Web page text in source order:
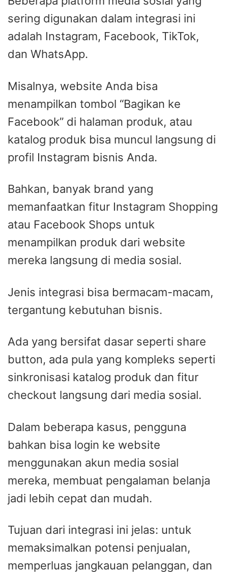
sering digunakan dalam integrasi ini
adalah Instagram, Facebook, TikTok,
dan WhatsApp.
Misalnya, website Anda bisa
menampilkan tombol “Bagikan ke
Facebook” di halaman produk, atau
katalog produk bisa muncul langsung di
profil Instagram bisnis Anda.
Bahkan, banyak brand yang
memanfaatkan fitur Instagram Shopping
atau Facebook Shops untuk
menampilkan produk dari website
mereka langsung di media sosial.
Jenis integrasi bisa bermacam-macam,
tergantung kebutuhan bisnis.
Ada yang bersifat dasar seperti share
button, ada pula yang kompleks seperti
sinkronisasi katalog produk dan fitur
checkout langsung dari media sosial.
Dalam beberapa kasus, pengguna
bahkan bisa login ke website
menggunakan akun media sosial
mereka, membuat pengalaman belanja
jadi lebih cepat dan mudah.
Tujuan dari integrasi ini jelas: untuk
memaksimalkan potensi penjualan,
memperluas jangkauan pelanggan, dan